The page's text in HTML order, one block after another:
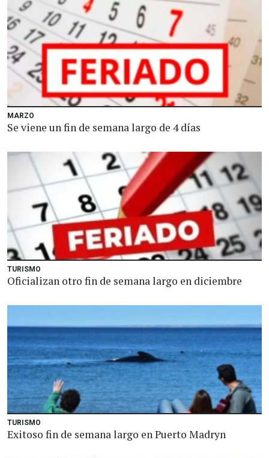
MARZO
Se viene un fin de semana largo de 4 días
TURISMO
Oficializan otro fin de semana largo en diciembre
TURISMO
Exitoso fin de semana largo en Puerto Madryn